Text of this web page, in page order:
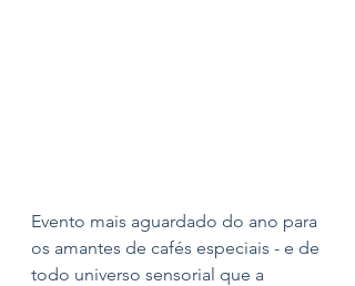
Evento mais aguardado do ano para
os amantes de cafés especiais - e de
todo universo sensorial que a